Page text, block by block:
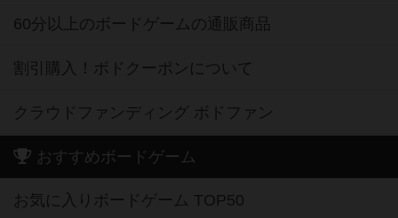
60分以上のボードゲームの通販商品
割引購入！ボドクーポンについて
クラウドファンディング ボドファン
おすすめボードゲーム
お気に入りボードゲーム TOP50